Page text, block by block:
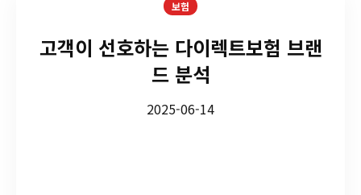
보험
고객이 선호하는 다이렉트보험 브랜
드 분석
2025-06-14